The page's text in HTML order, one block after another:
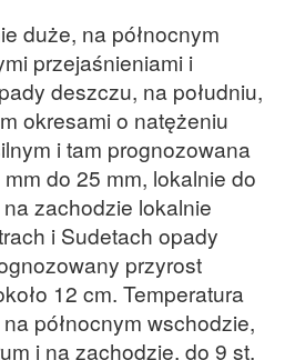
duże, na północnym
przejaśnieniami i
deszczu, na południu,
okresami o natężeniu
i tam prognozowana
do 25 mm, lokalnie do
zachodzie lokalnie
i Sudetach opady
przyrost
12 cm. Temperatura
północnym wschodzie,
i na zachodzie, do 9 st.